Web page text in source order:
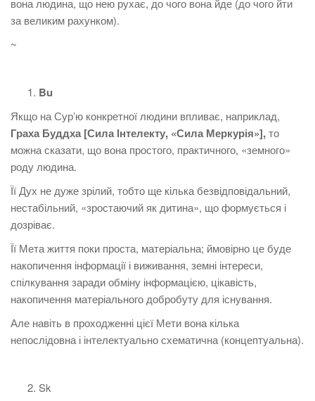
вона людина, що нею рухає, до чого вона йде (до чого йти
за великим рахунком).
~
Bu
Якщо на Сурʼю конкретної людини впливає, наприклад,
Граха Буддха [Сила Інтелекту, «Сила Меркурія»],то
можна сказати, що вона простого, практичного, «земного»
роду людина.
Її Дух не дуже зрілий, тобто ще кілька безвідповідальний,
нестабільний, «зростаючий як дитина», що формується і
дозріває.
Її Мета життя поки проста, матеріальна; ймовірно це буде
накопичення інформації і виживання, земні інтереси,
спілкування заради обміну інформацією, цікавість,
накопичення матеріального добробуту для існування.
Але навіть в проходженні цієї Мети вона кілька
непослідовна і інтелектуально схематична (концептуальна).
Sk